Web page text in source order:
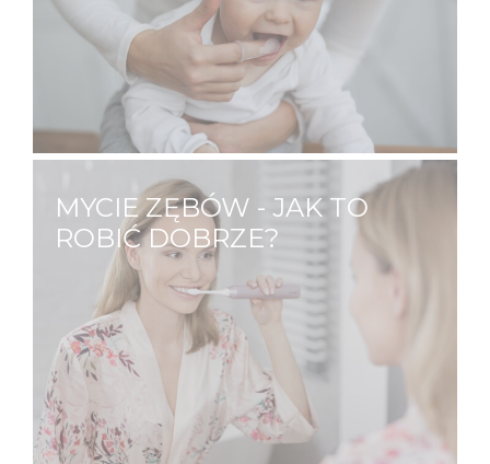
Dlaczego? Jama ustna niemowląt ma sporo
dziąsłowych fałdów i zachyłków, gdzie może
zalegać pokarm, który jest przyczyną
stanów zapalnych oraz pleśniawek.…
MYCIE ZĘBÓW - JAK TO
ROBIĆ DOBRZE?
Mycie zębów to czynność którą
wykonujemy kilka razy dziennie. Z pozoru
jest to prosta czynność, nie zawsze jednak
robimy to dobrze. Prawidłowe mycie zębów
to odpowiednie ruchy, nacisk, częstotliwość
oraz długość mycia.…